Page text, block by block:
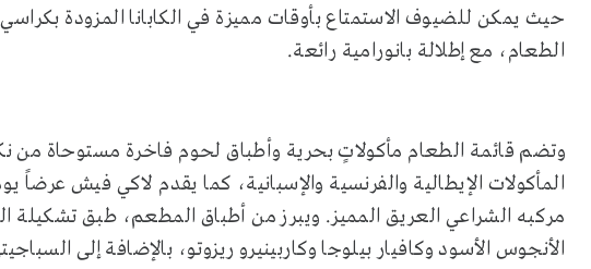
حيث يمكن للضيوف الاستمتاع بأوقات مميزة في الكابانا المزودة
الطعام، مع إطلالة بانورامية رائعة.
وتضم قائمة الطعام مأكولاتٍ بحرية وأطباق لحوم فاخرة مستوحاة من
المأكولات الإيطالية والفرنسية والإسبانية، كما يقدم لاكي فيش عرضاً
مركبه الشراعي العريق المميز. ويبرز من أطباق المطعم، طبق تشكيلة
الأنجوس الأسود وكافيار بيلوجا وكاربينيرو ريزوتو، بالإضافة إلى